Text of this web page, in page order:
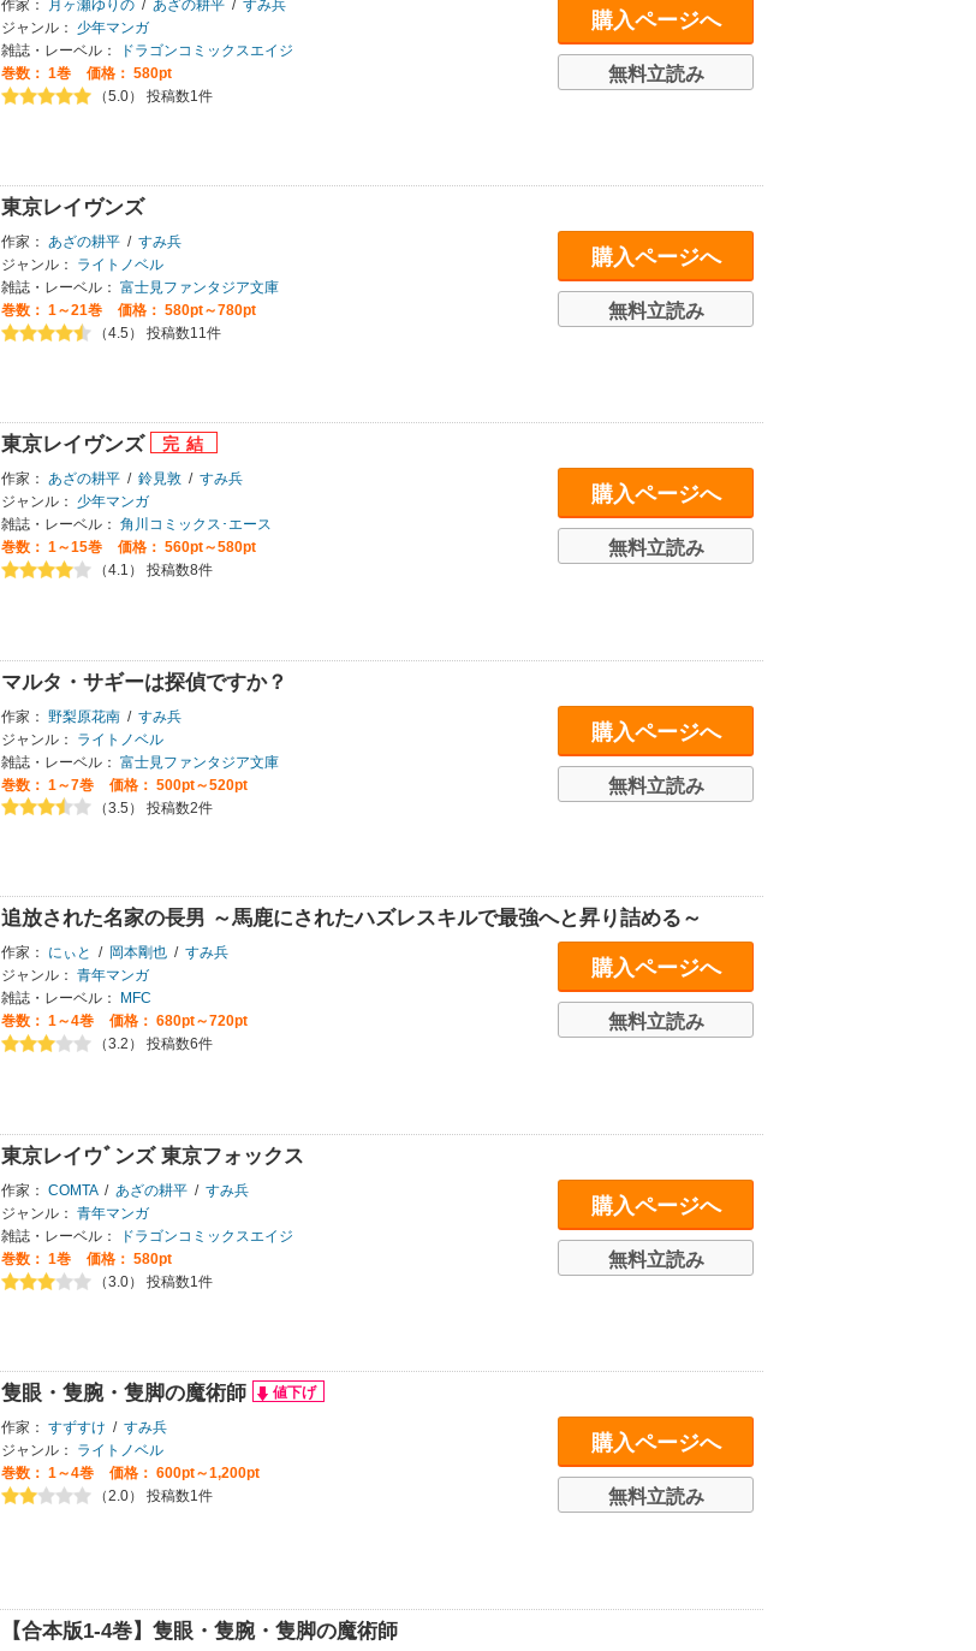
作家： 月ヶ瀬ゆりの / あざの耕平 / すみ兵
ジャンル：
少年マンガ
雑誌・レーベル：
ドラゴンコミックスエイジ
巻数： 1巻
価格： 580pt
（5.0） 投稿数1件
購入ページへ
無料立読み
東京レイヴンズ
作家： あざの耕平 / すみ兵
ジャンル：
ライトノベル
雑誌・レーベル： 富士見ファンタジア文庫
巻数： 1～21巻
価格： 580pt～780pt
（4.5） 投稿数11件
購入ページへ
無料立読み
東京レイヴンズ
作家： あざの耕平 / 鈴見敦 / すみ兵
ジャンル：
少年マンガ
雑誌・レーベル： 角川コミックス･エース
巻数： 1～15巻
価格： 560pt～580pt
（4.1） 投稿数8件
購入ページへ
無料立読み
マルタ・サギーは探偵ですか？
作家： 野梨原花南 / すみ兵
ジャンル：
ライトノベル
雑誌・レーベル： 富士見ファンタジア文庫
巻数： 1～7巻
価格： 500pt～520pt
（3.5） 投稿数2件
購入ページへ
無料立読み
追放された名家の長男 ～馬鹿にされたハズレスキルで最強へと昇り詰める～
作家： にぃと / 岡本剛也 / すみ兵
ジャンル： 青年マンガ
雑誌・レーベル：
MFC
巻数： 1～4巻
価格： 680pt～720pt
（3.2） 投稿数6件
購入ページへ
無料立読み
東京レイウﾞンズ 東京フォックス
作家： COMTA / あざの耕平 / すみ兵
ジャンル： 青年マンガ
雑誌・レーベル：
ドラゴンコミックスエイジ
巻数： 1巻
価格： 580pt
（3.0） 投稿数1件
購入ページへ
無料立読み
隻眼・隻腕・隻脚の魔術師
作家： すずすけ / すみ兵
ジャンル：
ライトノベル
巻数： 1～4巻
価格： 600pt～1,200pt
（2.0） 投稿数1件
購入ページへ
無料立読み
【合本版1-4巻】隻眼・隻腕・隻脚の魔術師